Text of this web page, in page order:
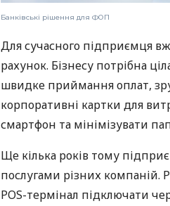
Банківські рішення для ФОП
Для сучасного підприємця
рахунок. Бізнесу потрібна
швидке приймання оплат,
корпоративні картки для
смартфон та мінімізувати
Ще кілька років тому
послугами різних компаній.
POS-термінал підключати